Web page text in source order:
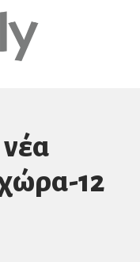
νέα
12